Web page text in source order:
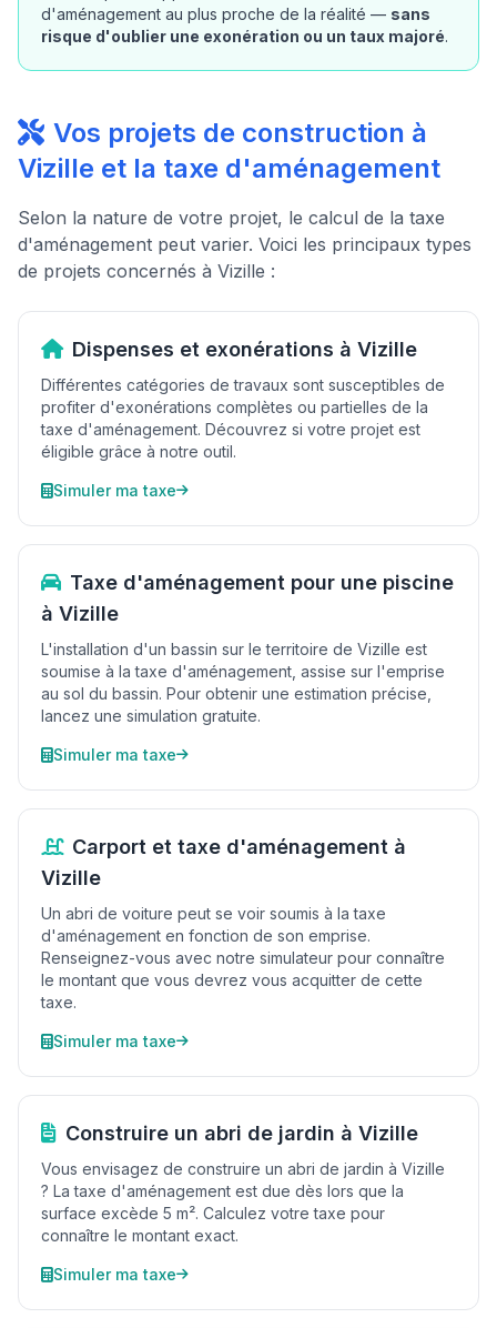
d'aménagement au plus proche de la réalité — sans
risque d'oublier une exonération ou un taux majoré.
Vos projets de construction à
Vizille et la taxe d'aménagement
Selon la nature de votre projet, le calcul de la taxe
d'aménagement peut varier. Voici les principaux types
de projets concernés à Vizille :
Dispenses et exonérations à Vizille
Différentes catégories de travaux sont susceptibles de
profiter d'exonérations complètes ou partielles de la
taxe d'aménagement. Découvrez si votre projet est
éligible grâce à notre outil.
Simuler ma taxe
Taxe d'aménagement pour une piscine
à Vizille
L'installation d'un bassin sur le territoire de Vizille est
soumise à la taxe d'aménagement, assise sur l'emprise
au sol du bassin. Pour obtenir une estimation précise,
lancez une simulation gratuite.
Simuler ma taxe
Carport et taxe d'aménagement à
Vizille
Un abri de voiture peut se voir soumis à la taxe
d'aménagement en fonction de son emprise.
Renseignez-vous avec notre simulateur pour connaître
le montant que vous devrez vous acquitter de cette
taxe.
Simuler ma taxe
Construire un abri de jardin à Vizille
Vous envisagez de construire un abri de jardin à Vizille
? La taxe d'aménagement est due dès lors que la
surface excède 5 m². Calculez votre taxe pour
connaître le montant exact.
Simuler ma taxe